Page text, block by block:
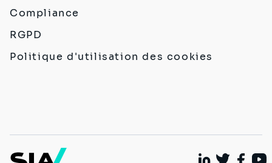
Compliance
RGPD
Politique d'utilisation des cookies